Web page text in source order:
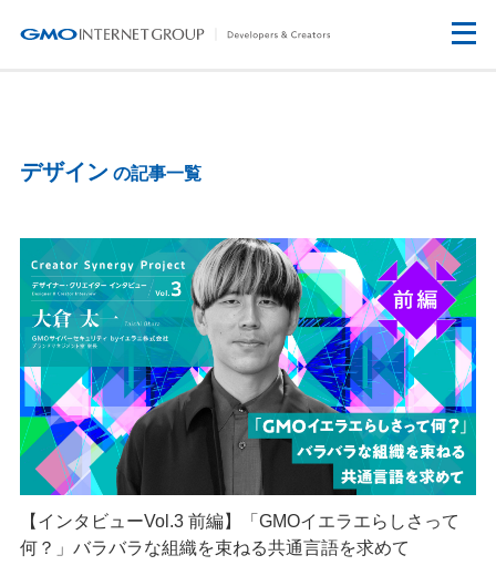
デザイン の記事一覧
【インタビューVol.3 前編】「GMOイエラエらしさって
何？」バラバラな組織を束ねる共通言語を求めて